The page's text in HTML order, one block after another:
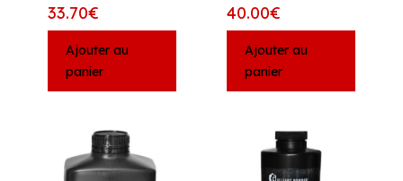
33.70€
Ajouter au
panier
40.00€
Ajouter au
panier